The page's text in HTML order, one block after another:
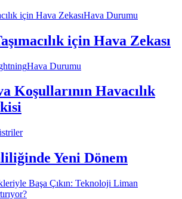
Hava Durumu
için Hava Zekası
Hava Durumu
Koşullarının Havacılık
Yeni Dönem